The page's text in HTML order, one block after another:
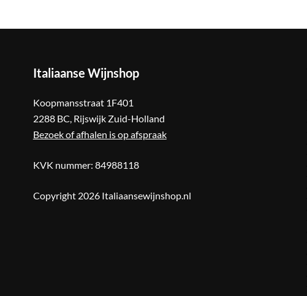
Italiaanse Wijnshop
Koopmansstraat 1F401
2288 BC, Rijswijk Zuid-Holland
Bezoek of afhalen is op afspraak
KVK nummer: 84988118
Copyright 2026 Italiaansewijnshop.nl